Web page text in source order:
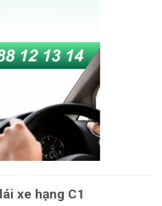
xe hạng C1